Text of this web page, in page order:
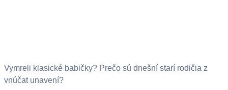
Vymreli klasické babičky? Prečo sú dnešní starí rodičia z
vnúčat unavení?